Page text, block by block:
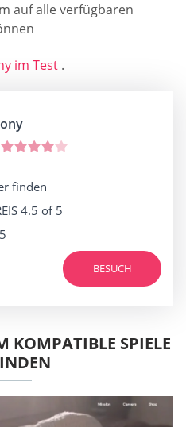
auf alle verfügbaren
im Test .
finden
4.5 of 5
BESUCH
KOMPATIBLE SPIELE